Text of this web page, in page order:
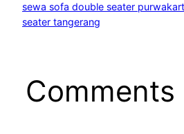
sewa sofa double seater
seater tangerang
Comments